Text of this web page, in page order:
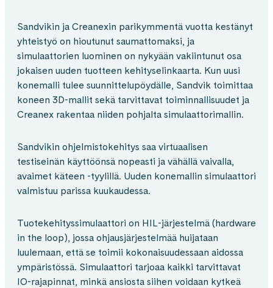
Sandvikin ja Creanexin parikymmentä vuotta kestänyt
yhteistyö on hioutunut saumattomaksi, ja
simulaattorien luominen on nykyään vakiintunut osa
jokaisen uuden tuotteen kehityselinkaarta. Kun uusi
konemalli tulee suunnittelupöydälle, Sandvik toimittaa
koneen 3D-mallit sekä tarvittavat toiminnallisuudet ja
Creanex rakentaa niiden pohjalta simulaattorimallin.
Sandvikin ohjelmistokehitys saa virtuaalisen
testiseinän käyttöönsä nopeasti ja vähällä vaivalla,
avaimet käteen -tyylillä. Uuden konemallin simulaattori
valmistuu parissa kuukaudessa.
Tuotekehityssimulaattori on HIL-järjestelmä (hardware
in the loop), jossa ohjausjärjestelmää huijataan
luulemaan, että se toimii kokonaisuudessaan aidossa
ympäristössä. Simulaattori tarjoaa kaikki tarvittavat
IO-rajapinnat, minkä ansiosta siihen voidaan kytkeä